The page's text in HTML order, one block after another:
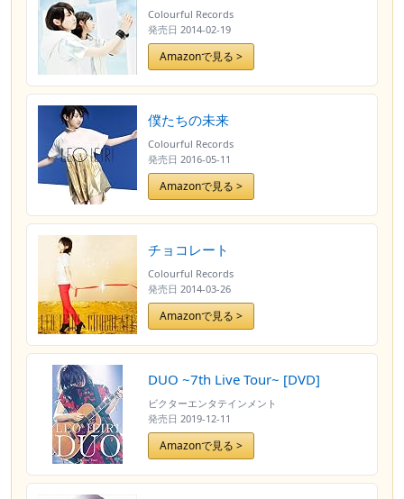
Colourful Records
発売日 2014-02-19
Amazonで見る >
僕たちの未来
Colourful Records
発売日 2016-05-11
Amazonで見る >
チョコレート
Colourful Records
発売日 2014-03-26
Amazonで見る >
DUO ~7th Live Tour~ [DVD]
ビクターエンタテインメント
発売日 2019-12-11
Amazonで見る >